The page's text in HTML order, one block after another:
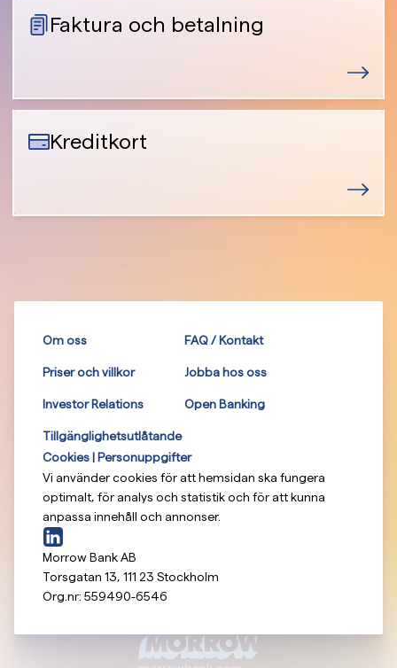
Faktura och betalning
Kreditkort
Om oss FAQ / Kontakt
Priser och villkor Jobba hos oss
Investor Relations Open Banking
Tillgänglighetsutlåtande
Cookies | Personuppgifter
Vi använder cookies för att hemsidan ska fungera
optimalt, för analys och statistik och för att kunna
anpassa innehåll och annonser.
Morrow Bank AB
Torsgatan 13, 111 23 Stockholm
Org.nr: 559490-6546